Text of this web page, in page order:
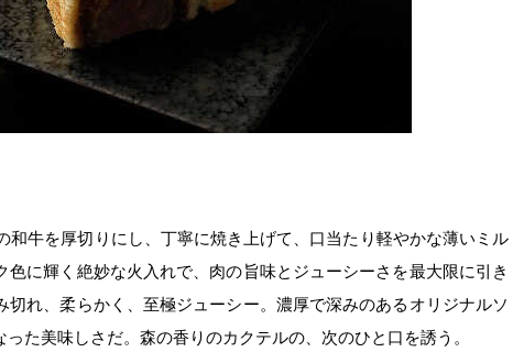
和牛を厚切りにし、丁寧に焼き上げて、口当たり軽やかな薄いミル
に輝く絶妙な火入れで、肉の旨味とジューシーさを最大限に引き
れ、柔らかく、至極ジューシー。濃厚で深みのあるオリジナルソ
た美味しさだ。森の香りのカクテルの、次のひと口を誘う。